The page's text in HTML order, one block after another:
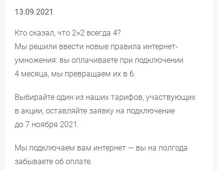
13.09.2021
Кто сказал, что 2×2 всегда 4?
Мы решили ввести новые правила интернет-
умножения: вы оплачиваете при подключении
4 месяца, мы превращаем их в 6.
Выбирайте один из наших тарифов, участвующих
в акции, оставляйте заявку на подключение
до 7 ноября 2021.
Мы подключаем вам интернет — вы на полгода
забываете об оплате.